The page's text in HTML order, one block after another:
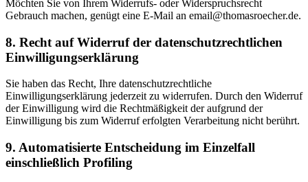
Möchten Sie von Ihrem Widerrufs- oder Widerspruchsrecht
Gebrauch machen, genügt eine E-Mail an email@thomasroecher.de.
8. Recht auf Widerruf der datenschutzrechtlichen
Einwilligungserklärung
Sie haben das Recht, Ihre datenschutzrechtliche
Einwilligungserklärung jederzeit zu widerrufen. Durch den Widerruf
der Einwilligung wird die Rechtmäßigkeit der aufgrund der
Einwilligung bis zum Widerruf erfolgten Verarbeitung nicht berührt.
9. Automatisierte Entscheidung im Einzelfall
einschließlich Profiling